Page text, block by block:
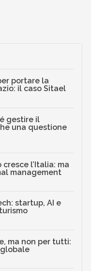
portare la
il caso Sitael
gestire il
una questione
l’Italia: ma
management
startup, AI e
ma non per tutti: